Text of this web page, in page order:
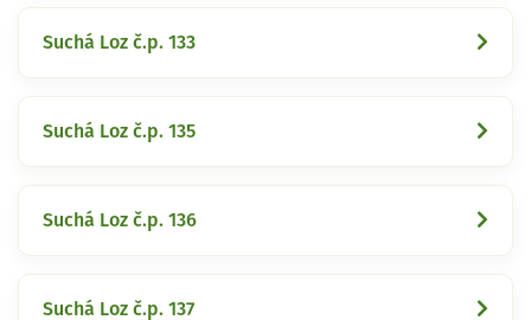
Suchá Loz č.p. 133
Suchá Loz č.p. 135
Suchá Loz č.p. 136
Suchá Loz č.p. 137